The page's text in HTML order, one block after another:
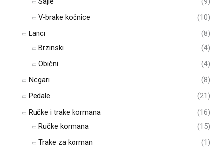
V-brake kočnice
(10)
Lanci
(8)
Brzinski
(4)
Obični
(4)
Nogari
(8)
Pedale
(21)
Ručke i trake kormana
(16)
Ručke kormana
(15)
Trake za korman
(1)